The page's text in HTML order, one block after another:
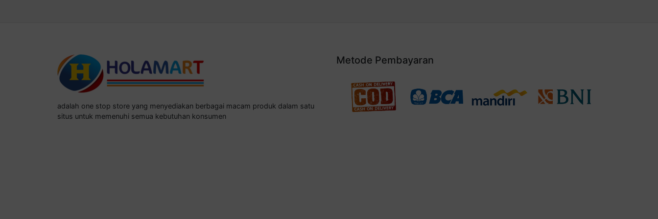
adalah one stop store yang menyediakan berbagai macam produk dalam satu
situs untuk memenuhi semua kebutuhan konsumen
Metode Pembayaran